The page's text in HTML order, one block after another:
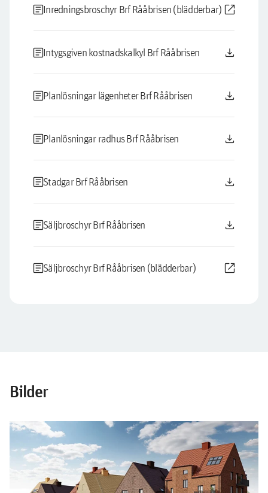
articleInredningsbroschyr Brf Rååbrisen (blädderbar) open_in_new
articleIntygsgiven kostnadskalkyl Brf Rååbrisen download
articlePlanlösningar lägenheter Brf Rååbrisen download
articlePlanlösningar radhus Brf Rååbrisen download
articleStadgar Brf Rååbrisen download
articleSäljbroschyr Brf Rååbrisen download
articleSäljbroschyr Brf Rååbrisen (blädderbar) open_in_new
Bilder